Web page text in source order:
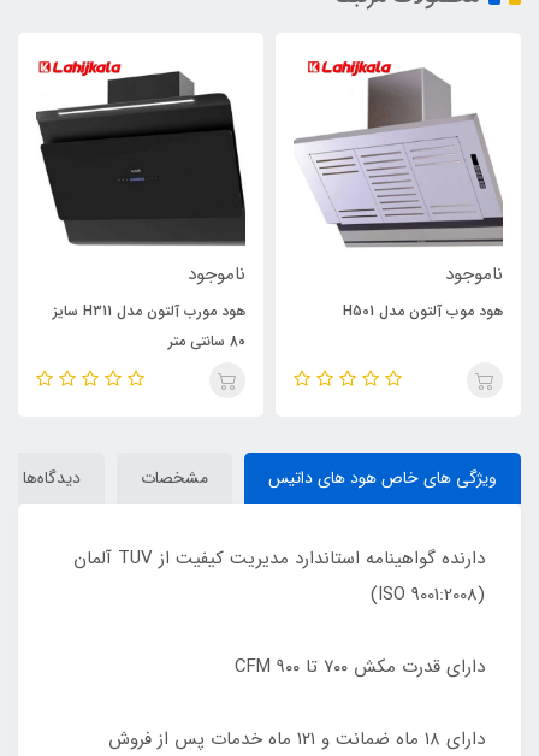
ناموجود
هود موب آلتون مدل H501
ناموجود
هود مورب آلتون مدل H311 سایز
80 سانتی متر
ویژگی های خاص هود های داتیس مشخصات دیدگاه‌ها
دارنده گواهینامه استاندارد مدیریت کیفیت از TUV آلمان
(9001:2008 ISO)
دارای قدرت مکش ٧٠٠ تا ٩٠٠ CFM
دارای ١٨ ماه ضمانت و ١٢١ ماه خدمات پس از فروش